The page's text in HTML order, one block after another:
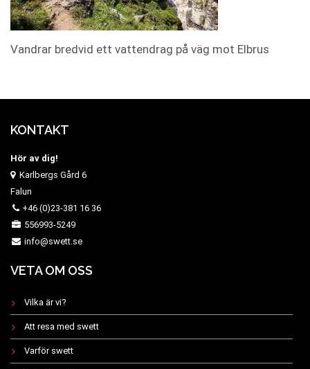
Vandrar bredvid ett vattendrag på väg mot Elbrus
KONTAKT
Hör av dig!
Karlbergs Gård 6
Falun
+46 (0)23-381 16 36
556993-5249
info@swett.se
VETA OM OSS
Vilka är vi?
Att resa med swett
Varför swett